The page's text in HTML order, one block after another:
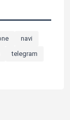
navi
telegram